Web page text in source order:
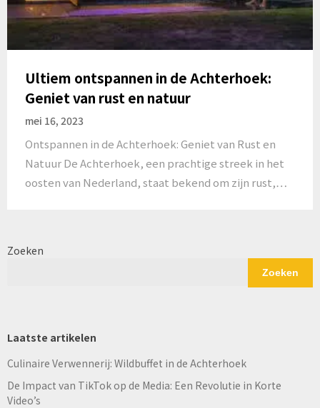
Ultiem ontspannen in de Achterhoek:
Geniet van rust en natuur
mei 16, 2023
Ontspannen in de Achterhoek: Geniet van Rust en
Natuur De Achterhoek, een prachtige streek in het
oosten van Nederland, staat bekend om zijn rust,…
Zoeken
Zoeken
Laatste artikelen
Culinaire Verwennerij: Wildbuffet in de Achterhoek
De Impact van TikTok op de Media: Een Revolutie in Korte
Video’s